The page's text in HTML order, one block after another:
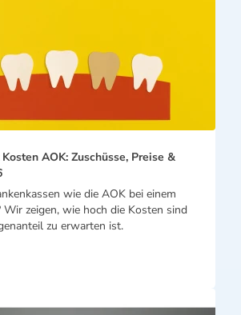
AOK: Zuschüsse, Preise &
wie die AOK bei einem
zeigen, wie hoch die Kosten sind
zu erwarten ist.